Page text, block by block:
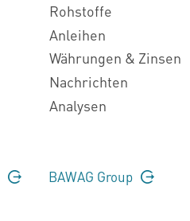
Rohstoffe
Anleihen
Währungen & Zinsen
Nachrichten
Analysen
BAWAG Group